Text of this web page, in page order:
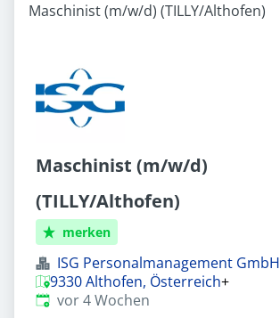
Maschinist (m/w/d) (TILLY/Althofen)
Maschinist (m/w/d)
(TILLY/Althofen)
merken
ISG Personalmanagement GmbH
9330 Althofen, Österreich+
Veröffentlicht:
vor 4 Wochen